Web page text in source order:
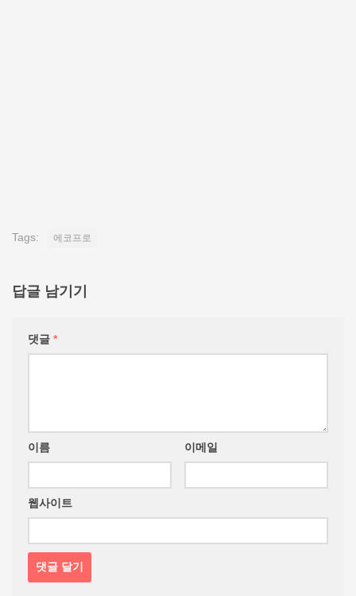
Tags: 에코프로
답글 남기기
댓글 *
이름 이메일
웹사이트